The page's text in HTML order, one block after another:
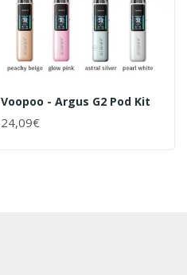
Voopoo - Argus G2 Pod Kit
24,09€
+ WARENKORB